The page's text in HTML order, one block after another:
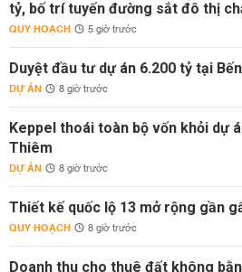
tỷ, bố trí tuyến đường sắt đô thị
QUY HOẠCH 5 giờ trước
Duyệt đầu tư dự án 6.200 tỷ tại
DỰ ÁN 8 giờ trước
Keppel thoái toàn bộ vốn khỏi dự
Thiêm
DỰ ÁN 8 giờ trước
Thiết kế quốc lộ 13 mở rộng gần
QUY HOẠCH 8 giờ trước
Doanh thu cho thuê đất không